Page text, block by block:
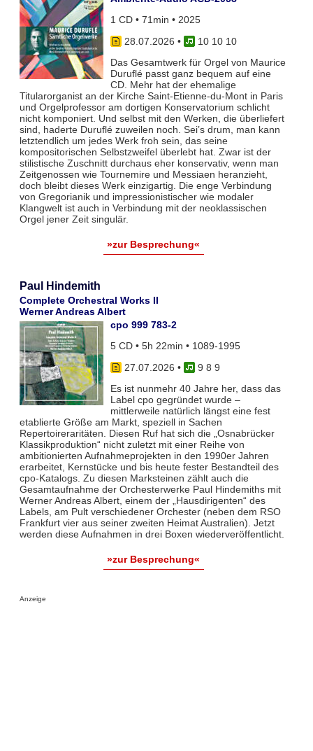
1 CD • 71min • 2025
28.07.2026 •
10 10 10
Das Gesamtwerk für Orgel von Maurice
Duruflé passt ganz bequem auf eine
CD. Mehr hat der ehemalige
Titularorganist an der Kirche Saint-Etienne-du-Mont in Paris
und Orgelprofessor am dortigen Konservatorium schlicht
nicht komponiert. Und selbst mit den Werken, die überliefert
sind, haderte Duruflé zuweilen noch. Sei’s drum, man kann
letztendlich um jedes Werk froh sein, das seine
kompositorischen Selbstzweifel überlebt hat. Zwar ist der
stilistische Zuschnitt durchaus eher konservativ, wenn man
Zeitgenossen wie Tournemire und Messiaen heranzieht,
doch bleibt dieses Werk einzigartig. Die enge Verbindung
von Gregorianik und impressionistischer wie modaler
Klangwelt ist auch in Verbindung mit der neoklassischen
Orgel jener Zeit singulär.
»zur Besprechung«
Paul Hindemith
Complete Orchestral Works II
Werner Andreas Albert
cpo 999 783-2
5 CD • 5h 22min • 1089-1995
27.07.2026 •
9 8 9
Es ist nunmehr 40 Jahre her, dass das
Label cpo gegründet wurde –
mittlerweile natürlich längst eine fest
etablierte Größe am Markt, speziell in Sachen
Repertoireraritäten. Diesen Ruf hat sich die „Osnabrücker
Klassikproduktion“ nicht zuletzt mit einer Reihe von
ambitionierten Aufnahmeprojekten in den 1990er Jahren
erarbeitet, Kernstücke und bis heute fester Bestandteil des
cpo-Katalogs. Zu diesen Marksteinen zählt auch die
Gesamtaufnahme der Orchesterwerke Paul Hindemiths mit
Werner Andreas Albert, einem der „Hausdirigenten“ des
Labels, am Pult verschiedener Orchester (neben dem RSO
Frankfurt vier aus seiner zweiten Heimat Australien). Jetzt
werden diese Aufnahmen in drei Boxen wiederveröffentlicht.
»zur Besprechung«
Anzeige